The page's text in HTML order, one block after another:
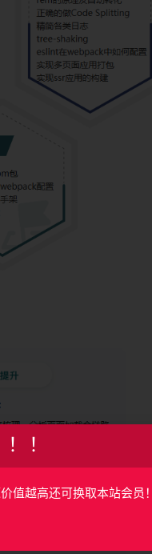
！
值越高还可换取本站会员！